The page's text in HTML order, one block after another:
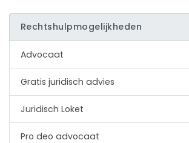
Rechtshulpmogelijkheden
Advocaat
Gratis juridisch advies
Juridisch Loket
Pro deo advocaat